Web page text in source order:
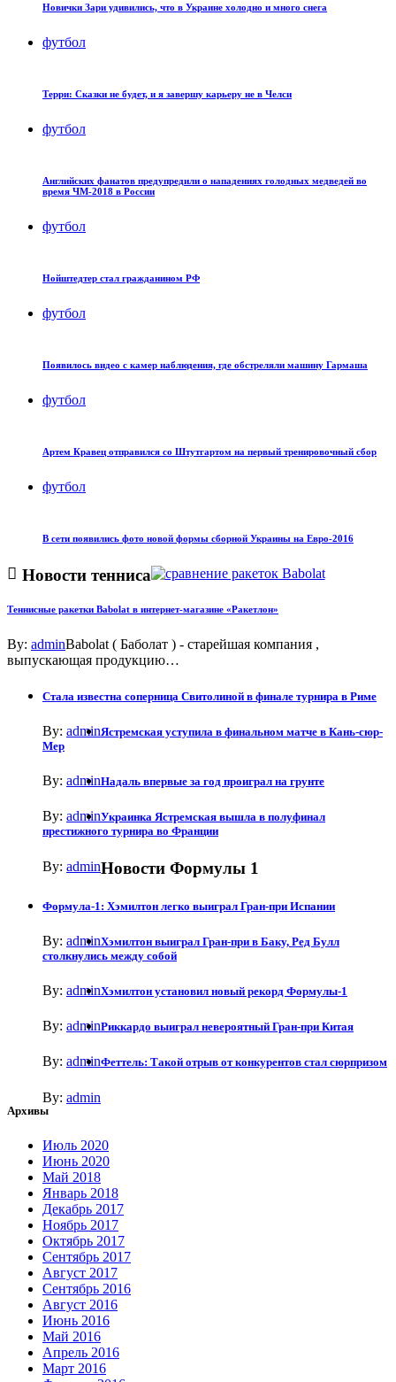
Новички Зари удивились, что в Украине холодно и много снега
футбол
Терри: Сказки не будет, и я завершу карьеру не в Челси
футбол
Английских фанатов предупредили о нападениях голодных медведей во
время ЧМ-2018 в России
футбол
Нойштедтер стал гражданином РФ
футбол
Появилось видео с камер наблюдения, где обстреляли машину Гармаша
футбол
Артем Кравец отправился со Штутгартом на первый тренировочный сбор
футбол
В сети появились фото новой формы сборной Украины на Евро-2016
Новости тенниса
Теннисные ракетки Babolat в интернет-магазине «Ракетлон»
By: adminBabolat ( Баболат ) - старейшая компания ,
выпускающая продукцию…
Стала известна соперница Свитолиной в финале турнира в Риме
By: adminЯстремская уступила в финальном матче в Кань-сюр-
Мер
By: adminНадаль впервые за год проиграл на грунте
By: adminУкраинка Ястремская вышла в полуфинал
престижного турнира во Франции
By: adminНовости Формулы 1
Формула-1: Хэмилтон легко выиграл Гран-при Испании
By: adminХэмилтон выиграл Гран-при в Баку, Ред Булл
столкнулись между собой
By: adminХэмилтон установил новый рекорд Формулы-1
By: adminРиккардо выиграл невероятный Гран-при Китая
By: adminФеттель: Такой отрыв от конкурентов стал сюрпризом
By: admin
Архивы
Июль 2020
Июнь 2020
Май 2018
Январь 2018
Декабрь 2017
Ноябрь 2017
Октябрь 2017
Сентябрь 2017
Август 2017
Сентябрь 2016
Август 2016
Июнь 2016
Май 2016
Апрель 2016
Март 2016